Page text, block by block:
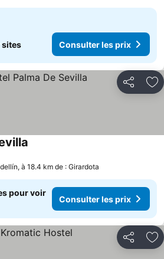
sites Consulter les prix
Partager
à 18.4 km de : Girardota
pour voir
Consulter les prix
Partager